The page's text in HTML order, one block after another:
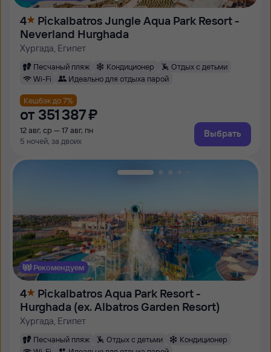
4
Pickalbatros Jungle Aqua Park Resort -
Neverland Hurghada
Хургада, Египет
Песчаный пляж Кондиционер
Отдых с детьми
Wi-Fi
Идеально для отдыха парой
Кешбэк до 7%
от 351 ⁠387 ⁠₽
12 авг, ср — 17 авг, пн
5 ночей, за двоих
Выбрать
Рекомендуем
4
Pickalbatros Aqua Park Resort -
Hurghada (ex. Albatros Garden Resort)
Хургада, Египет
Песчаный пляж Отдых с детьми
Кондиционер